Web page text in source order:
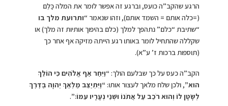
הרגע שהקב”ה כועס, וברגע זה אפשר לומר את המלה כַּלֵם
(=כלה אותם = השמד אותם), וזהו שנאמר “ותרועת מלך בו
“שתיבת “כלם” נתהפך למלך (כלם בהיפוך אותיות זה מלך) או
שקללה שהתחיל לומר באותו רגע הייתה מזיקה אף אחר כך
(תוספות ברכות ז’ ע”א).
הקב”ה כעס על כך שבלעם הולך:“וַיִּחַר אַף אֱלֹהִים כִּי הוֹלֵךְ
הוּא”, ולכן שלח מלאך לעצור אותו:“וַיִּתְיַצֵּב מַלְאַךְ יְהוָה בַּדֶּרֶךְ
לְשָׂטָן לוֹ וְהוּא רֹכֵב עַל אֲתֹנוֹ וּשְׁנֵי נְעָרָיו עִמּוֹ׃”.